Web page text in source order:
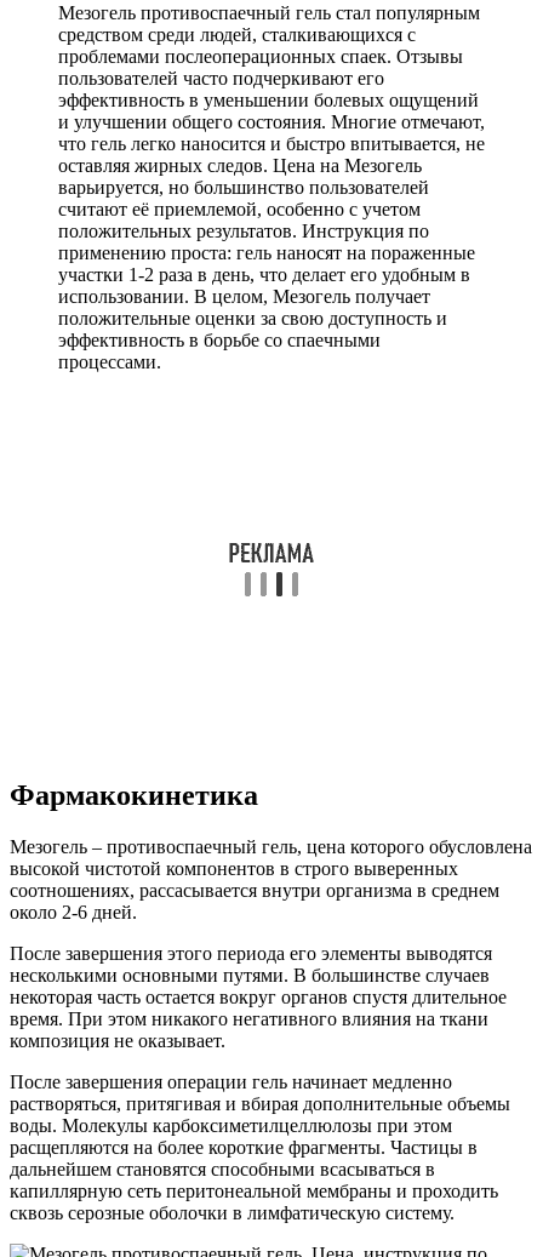
Мезогель противоспаечный гель стал популярным
средством среди людей, сталкивающихся с
проблемами послеоперационных спаек. Отзывы
пользователей часто подчеркивают его
эффективность в уменьшении болевых ощущений
и улучшении общего состояния. Многие отмечают,
что гель легко наносится и быстро впитывается, не
оставляя жирных следов. Цена на Мезогель
варьируется, но большинство пользователей
считают её приемлемой, особенно с учетом
положительных результатов. Инструкция по
применению проста: гель наносят на пораженные
участки 1-2 раза в день, что делает его удобным в
использовании. В целом, Мезогель получает
положительные оценки за свою доступность и
эффективность в борьбе со спаечными
процессами.
Фармакокинетика
Мезогель – противоспаечный гель, цена которого обусловлена
высокой чистотой компонентов в строго выверенных
соотношениях, рассасывается внутри организма в среднем
около 2-6 дней.
После завершения этого периода его элементы выводятся
несколькими основными путями. В большинстве случаев
некоторая часть остается вокруг органов спустя длительное
время. При этом никакого негативного влияния на ткани
композиция не оказывает.
После завершения операции гель начинает медленно
растворяться, притягивая и вбирая дополнительные объемы
воды. Молекулы карбоксиметилцеллюлозы при этом
расщепляются на более короткие фрагменты. Частицы в
дальнейшем становятся способными всасываться в
капиллярную сеть перитонеальной мембраны и проходить
сквозь серозные оболочки в лимфатическую систему.